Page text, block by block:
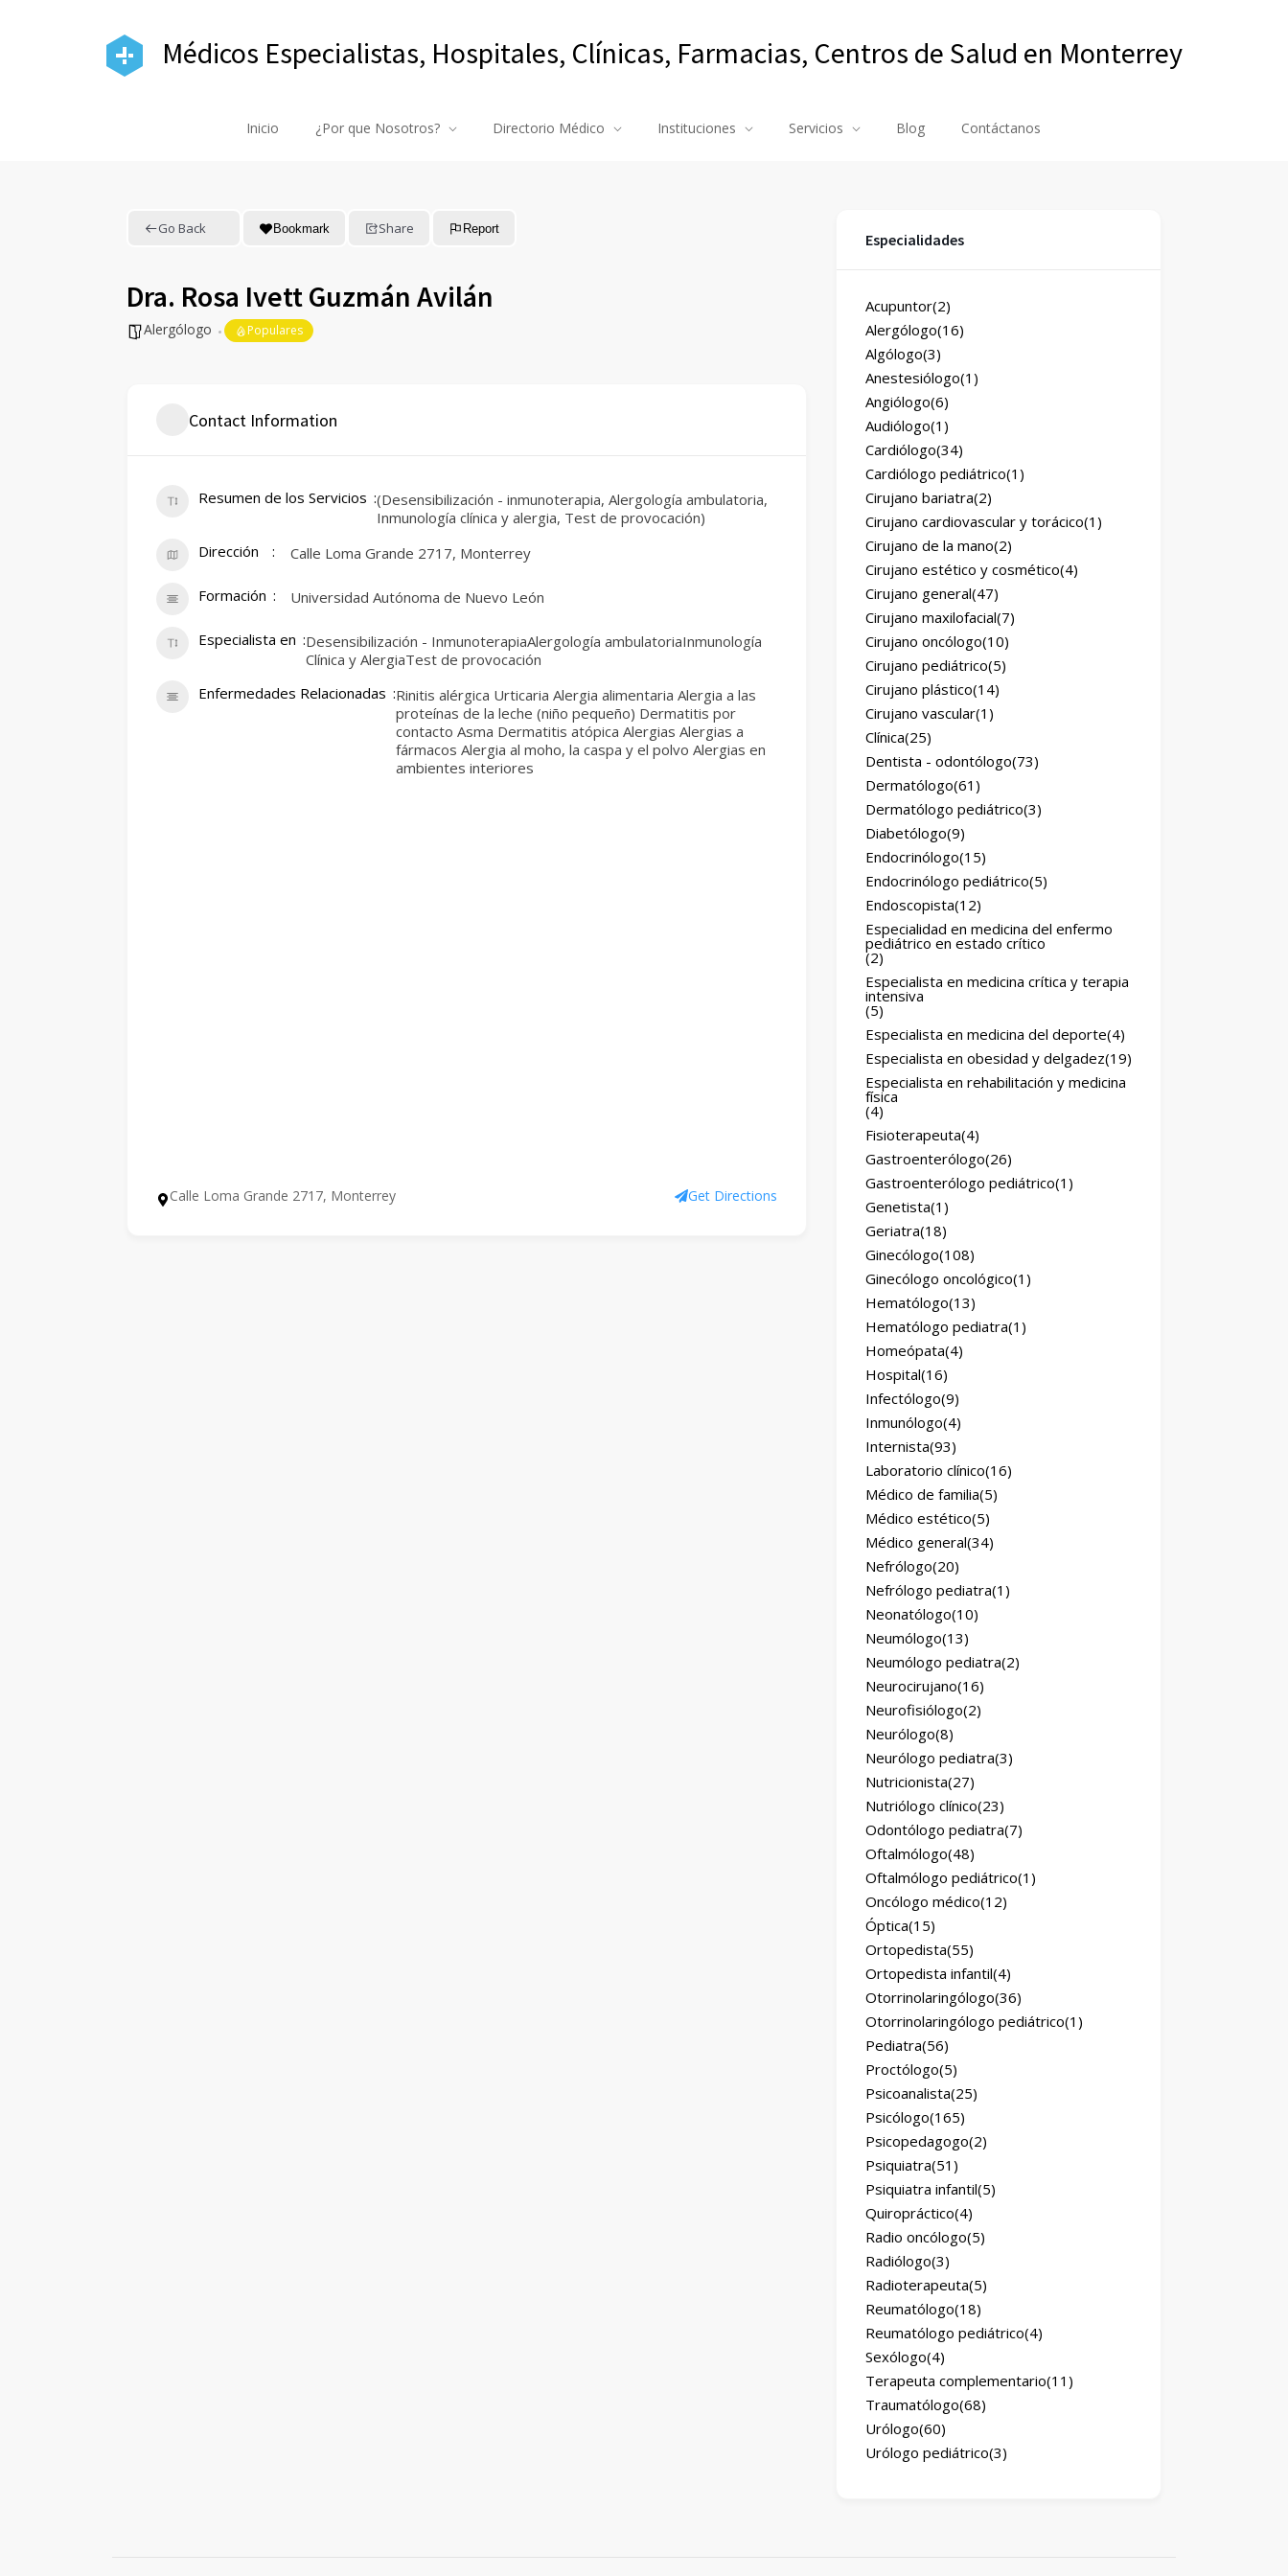
Médicos Especialistas, Hospitales, Clínicas, Farmacias, Centros de Salud en Monterrey
Inicio ¿Por que Nosotros? Directorio Médico Instituciones Servicios Blog Contáctanos
Go Back Bookmark Share Report
Dra. Rosa Ivett Guzmán Avilán
Alergólogo Populares
Contact Information
Resumen de los Servicios (Desensibilización - inmunoterapia, Alergología ambulatoria,
Inmunología clínica y alergia, Test de provocación)
Dirección
Calle Loma Grande 2717, Monterrey
Formación Universidad Autónoma de Nuevo León
Especialista en Desensibilización - InmunoterapiaAlergología ambulatoriaInmunología
Clínica y AlergiaTest de provocación
Enfermedades Relacionadas Rinitis alérgica Urticaria Alergia alimentaria Alergia a las
proteínas de la leche (niño pequeño) Dermatitis por
contacto Asma Dermatitis atópica Alergias Alergias a
fármacos Alergia al moho, la caspa y el polvo Alergias en
ambientes interiores
Calle Loma Grande 2717, Monterrey Get Directions
Especialidades
Acupuntor(2)
Alergólogo(16)
Algólogo(3)
Anestesiólogo(1)
Angiólogo(6)
Audiólogo(1)
Cardiólogo(34)
Cardiólogo pediátrico(1)
Cirujano bariatra(2)
Cirujano cardiovascular y torácico(1)
Cirujano de la mano(2)
Cirujano estético y cosmético(4)
Cirujano general(47)
Cirujano maxilofacial(7)
Cirujano oncólogo(10)
Cirujano pediátrico(5)
Cirujano plástico(14)
Cirujano vascular(1)
Clínica(25)
Dentista - odontólogo(73)
Dermatólogo(61)
Dermatólogo pediátrico(3)
Diabetólogo(9)
Endocrinólogo(15)
Endocrinólogo pediátrico(5)
Endoscopista(12)
Especialidad en medicina del enfermo
pediátrico en estado crítico
(2)
Especialista en medicina crítica y terapia
intensiva
(5)
Especialista en medicina del deporte(4)
Especialista en obesidad y delgadez(19)
Especialista en rehabilitación y medicina
física
(4)
Fisioterapeuta(4)
Gastroenterólogo(26)
Gastroenterólogo pediátrico(1)
Genetista(1)
Geriatra(18)
Ginecólogo(108)
Ginecólogo oncológico(1)
Hematólogo(13)
Hematólogo pediatra(1)
Homeópata(4)
Hospital(16)
Infectólogo(9)
Inmunólogo(4)
Internista(93)
Laboratorio clínico(16)
Médico de familia(5)
Médico estético(5)
Médico general(34)
Nefrólogo(20)
Nefrólogo pediatra(1)
Neonatólogo(10)
Neumólogo(13)
Neumólogo pediatra(2)
Neurocirujano(16)
Neurofisiólogo(2)
Neurólogo(8)
Neurólogo pediatra(3)
Nutricionista(27)
Nutriólogo clínico(23)
Odontólogo pediatra(7)
Oftalmólogo(48)
Oftalmólogo pediátrico(1)
Oncólogo médico(12)
Óptica(15)
Ortopedista(55)
Ortopedista infantil(4)
Otorrinolaringólogo(36)
Otorrinolaringólogo pediátrico(1)
Pediatra(56)
Proctólogo(5)
Psicoanalista(25)
Psicólogo(165)
Psicopedagogo(2)
Psiquiatra(51)
Psiquiatra infantil(5)
Quiropráctico(4)
Radio oncólogo(5)
Radiólogo(3)
Radioterapeuta(5)
Reumatólogo(18)
Reumatólogo pediátrico(4)
Sexólogo(4)
Terapeuta complementario(11)
Traumatólogo(68)
Urólogo(60)
Urólogo pediátrico(3)